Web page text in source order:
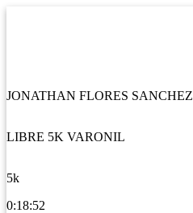
JONATHAN FLORES SANCHEZ
LIBRE 5K VARONIL
5k
0:18:52